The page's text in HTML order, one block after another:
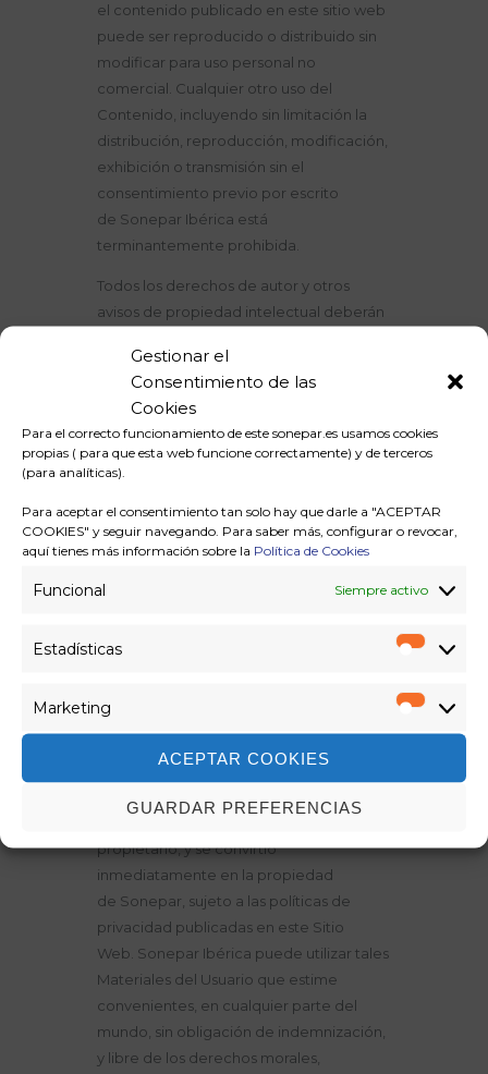
Gestionar el
Consentimiento de las
Cookies
Para el correcto funcionamiento de este sonepar.es usamos cookies
propias ( para que esta web funcione correctamente) y de terceros
(para analíticas).
Para aceptar el consentimiento tan solo hay que darle a "ACEPTAR
COOKIES" y seguir navegando. Para saber más, configurar o revocar,
aquí tienes más información sobre la Política de Cookies
Funcional Siempre activo
Estadísticas
Marketing
ACEPTAR COOKIES
GUARDAR PREFERENCIAS
el contenido publicado en este sitio web
puede ser reproducido o distribuido sin
modificar para uso personal no
comercial. Cualquier otro uso del
Contenido, incluyendo sin limitación la
distribución, reproducción, modificación,
exhibición o transmisión sin el
consentimiento previo por escrito
de Sonepar Ibérica está
terminantemente prohibida.
Todos los derechos de autor y otros
avisos de propiedad intelectual deberán
Nuestra política es cumplir con todas las
leyes de propiedad intelectual, y de
actuar con prontitud al recibir cualquier
notificación de la infracción reclamada. Si
usted cree que su trabajo ha sido
manera que constituye una infracción del
derecho de autor, por favor provea una
de autor la identificación de la obra con
del sitio Sonepar Ibérica que se
autor.
a través de o en conexión con este Sitio
propietario, y se convirtió
inmediatamente en la propiedad
de Sonepar, sujeto a las políticas de
privacidad publicadas en este Sitio
Web. Sonepar Ibérica puede utilizar tales
Materiales del Usuario que estime
convenientes, en cualquier parte del
mundo, sin obligación de indemnización,
y libre de los derechos morales,